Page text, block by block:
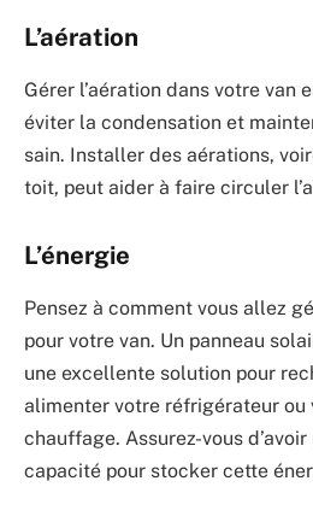
L’aération
Gérer l’aération dans votre van
éviter la condensation et
sain. Installer des aérations,
toit, peut aider à faire circuler
L’énergie
Pensez à comment vous allez
pour votre van. Un panneau
une excellente solution pour
alimenter votre réfrigérateur ou
chauffage. Assurez-vous
capacité pour stocker cette